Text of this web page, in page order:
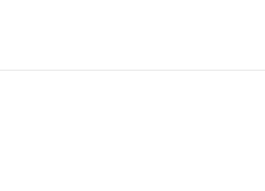
основанная в 2011 году и
обувной компанией,